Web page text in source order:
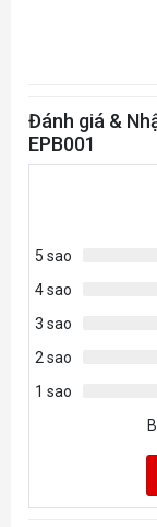
Đánh giá &
EPB001
5 sao
4 sao
3 sao
2 sao
1 sao